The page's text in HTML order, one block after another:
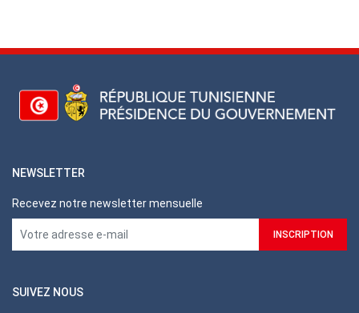
NEWSLETTER
Recevez notre newsletter mensuelle
SUIVEZ NOUS